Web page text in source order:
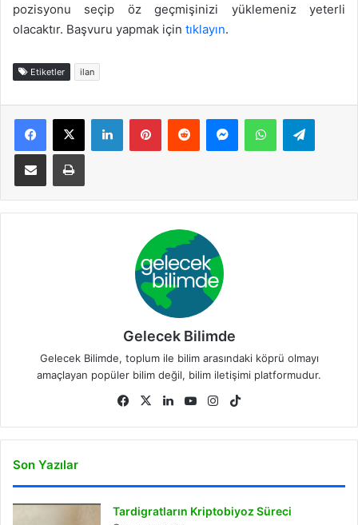
pozisyonu seçip öz geçmişinizi yüklemeniz yeterli
olacaktır. Başvuru yapmak için tıklayın.
Etiketler ilan
Facebook
X LinkedInPinterestReddit MessengerWhatsApp
E-Posta ile paylaş Yazdır
Gelecek Bilimde
Gelecek Bilimde, toplum ile bilim arasındaki köprü olmayı
amaçlayan popüler bilim değil, bilim iletişimi platformudur.
Facebook
X LinkedInYouTubeInstagram
Son Yazılar
Tardigratların Kriptobiyoz Süreci